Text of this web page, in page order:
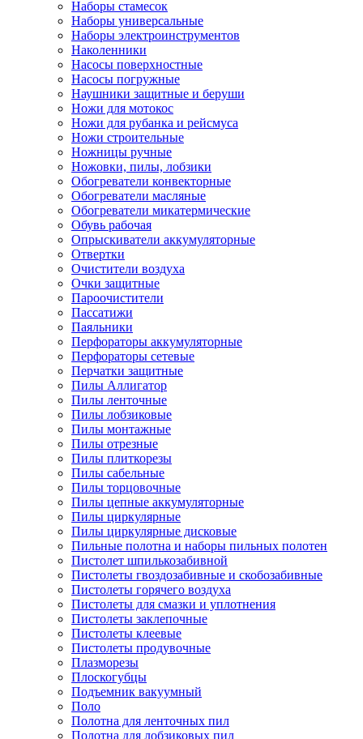
Наборы стамесок
Наборы универсальные
Наборы электроинструментов
Наколенники
Насосы поверхностные
Насосы погружные
Наушники защитные и беруши
Ножи для мотокос
Ножи для рубанка и рейсмуса
Ножи строительные
Ножницы ручные
Ножовки, пилы, лобзики
Обогреватели конвекторные
Обогреватели масляные
Обогреватели микатермические
Обувь рабочая
Опрыскиватели аккумуляторные
Отвертки
Очистители воздуха
Очки защитные
Пароочистители
Пассатижи
Паяльники
Перфораторы аккумуляторные
Перфораторы сетевые
Перчатки защитные
Пилы Аллигатор
Пилы ленточные
Пилы лобзиковые
Пилы монтажные
Пилы отрезные
Пилы плиткорезы
Пилы сабельные
Пилы торцовочные
Пилы цепные аккумуляторные
Пилы циркулярные
Пилы циркулярные дисковые
Пильные полотна и наборы пильных полотен
Пистолет шпилькозабивной
Пистолеты гвоздозабивные и скобозабивные
Пистолеты горячего воздуха
Пистолеты для смазки и уплотнения
Пистолеты заклепочные
Пистолеты клеевые
Пистолеты продувочные
Плазморезы
Плоскогубцы
Подъемник вакуумный
Поло
Полотна для ленточных пил
Полотна для лобзиковых пил